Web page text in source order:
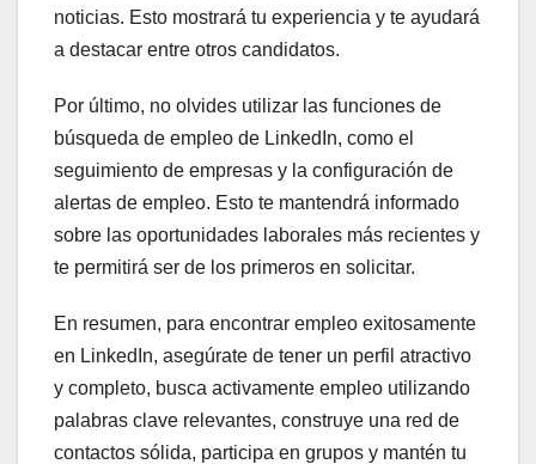
noticias. Esto mostrará tu experiencia y te ayudará
a destacar entre otros candidatos.
Por último, no olvides utilizar las funciones de
búsqueda de empleo de LinkedIn, como el
seguimiento de empresas y la configuración de
alertas de empleo. Esto te mantendrá informado
sobre las oportunidades laborales más recientes y
te permitirá ser de los primeros en solicitar.
En resumen, para encontrar empleo exitosamente
en LinkedIn, asegúrate de tener un perfil atractivo
y completo, busca activamente empleo utilizando
palabras clave relevantes, construye una red de
contactos sólida, participa en grupos y mantén tu